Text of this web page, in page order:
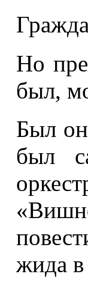
Но
был,
Был
был
жида в